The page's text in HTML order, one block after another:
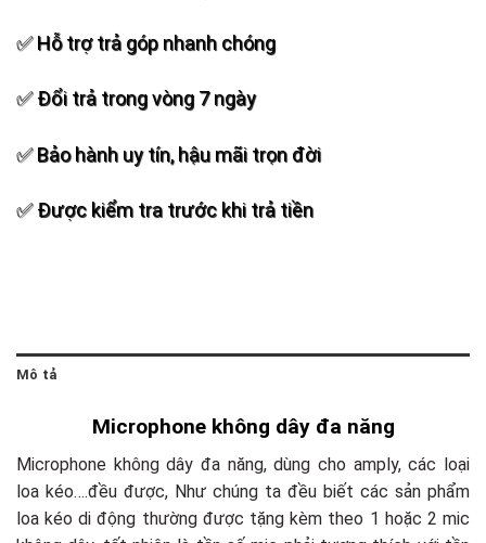
✅ Hỗ trợ trả góp nhanh chóng
✅ Đổi trả trong vòng 7 ngày
✅ Bảo hành uy tín, hậu mãi trọn đời
✅ Được kiểm tra trước khi trả tiền
Mô tả
Microphone không dây đa năng
Microphone không dây đa năng, dùng cho amply, các loại
loa kéo….đều được, Như chúng ta đều biết các sản phẩm
loa kéo di động thường được tặng kèm theo 1 hoặc 2 mic